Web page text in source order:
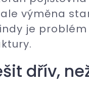
výměna
je
dřív,